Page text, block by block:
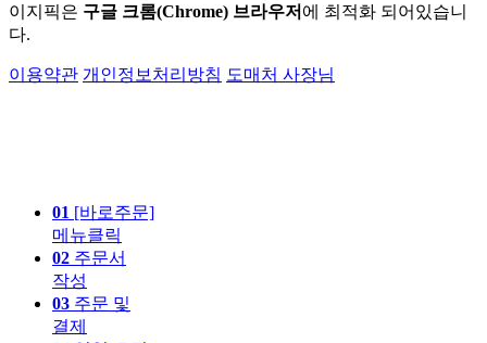
이지픽은 구글 크롬(Chrome) 브라우저 에 최적화 되어있습니
다.
이용약관 개인정보처리방침 도매처 사장님
01 [바로주문]
메뉴클릭
02 주문서
작성
03 주문 및
결제